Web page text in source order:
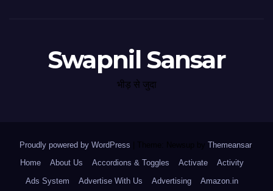
Swapnil Sansar
भीड़ से जुदा
Proudly powered by WordPress Theme: Newsup by Themeansar.
Home
About Us Accordions & Toggles Activate
Activity
Ads System
Advertise With Us Advertising
Amazon.in